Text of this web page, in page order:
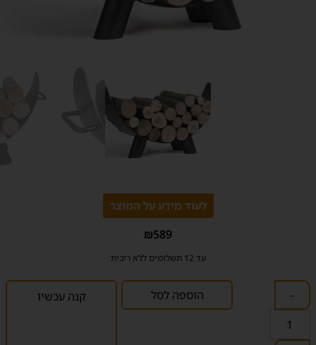
לעוד מידע על המוצר
₪589
עד 12 תשלומים ללא ריבית
- הוספה לסל קנה עכשיו